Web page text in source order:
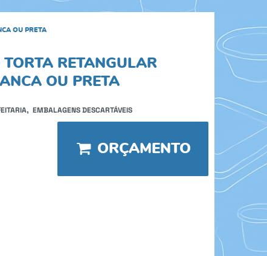
OU PRETA
RETANGULAR
OU PRETA
EMBALAGENS DESCARTÁVEIS
ORÇAMENTO